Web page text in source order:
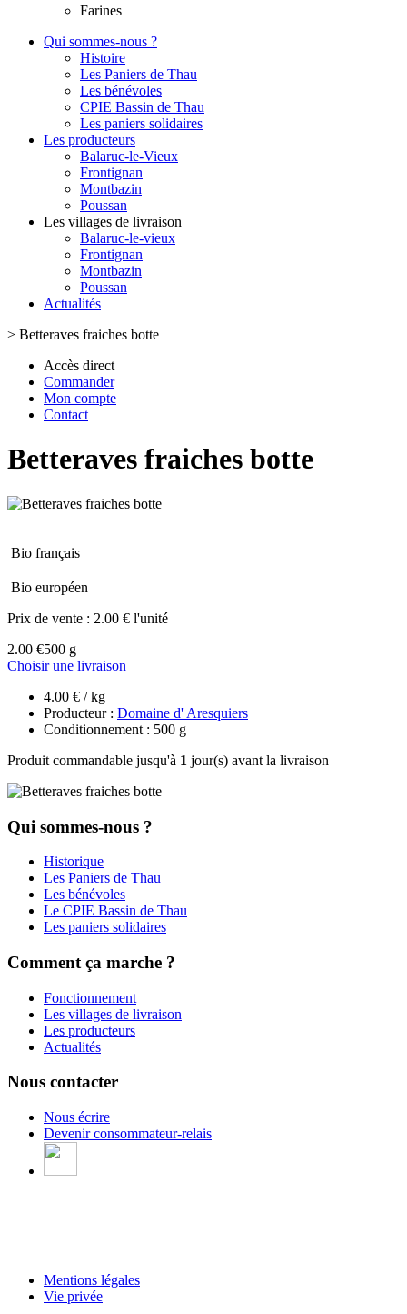
Farines
Qui sommes-nous ?
Histoire
Les Paniers de Thau
Les bénévoles
CPIE Bassin de Thau
Les paniers solidaires
Les producteurs
Balaruc-le-Vieux
Frontignan
Montbazin
Poussan
Les villages de livraison
Balaruc-le-vieux
Frontignan
Montbazin
Poussan
Actualités
> Betteraves fraiches botte
Accès direct
Commander
Mon compte
Contact
Betteraves fraiches botte
Bio français
Bio européen
Prix de vente : 2.00 € l'unité
2.00 €500 g
Choisir une livraison
4.00 € / kg
Producteur : Domaine d' Aresquiers
Conditionnement : 500 g
Produit commandable jusqu'à 1 jour(s) avant la livraison
Qui sommes-nous ?
Historique
Les Paniers de Thau
Les bénévoles
Le CPIE Bassin de Thau
Les paniers solidaires
Comment ça marche ?
Fonctionnement
Les villages de livraison
Les producteurs
Actualités
Nous contacter
Nous écrire
Devenir consommateur-relais
Mentions légales
Vie privée